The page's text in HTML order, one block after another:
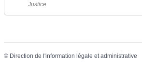
Justice
© Direction de l'information légale et administrative